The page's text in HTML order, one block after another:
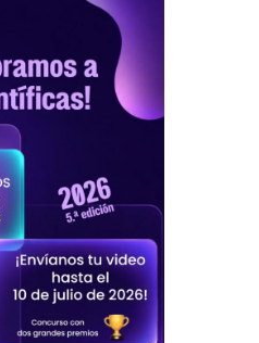
JOVEN
2026: